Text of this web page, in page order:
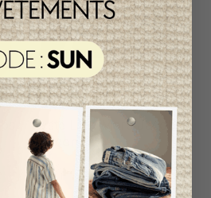
Veste Little Marc Jacobs
Garçon
6 ans
294,95$CA
147,95$CA